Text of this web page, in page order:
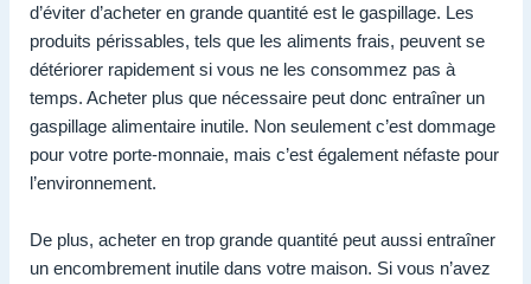
d’éviter d’acheter en grande quantité est le gaspillage. Les
produits périssables, tels que les aliments frais, peuvent se
détériorer rapidement si vous ne les consommez pas à
temps. Acheter plus que nécessaire peut donc entraîner un
gaspillage alimentaire inutile. Non seulement c’est dommage
pour votre porte-monnaie, mais c’est également néfaste pour
l’environnement.
De plus, acheter en trop grande quantité peut aussi entraîner
un encombrement inutile dans votre maison. Si vous n’avez